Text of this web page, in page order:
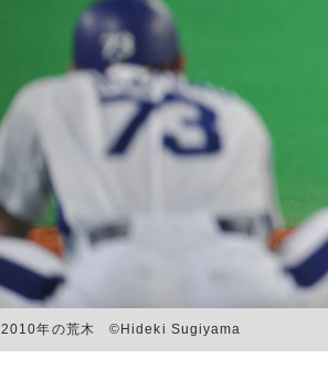
2010年の荒木 ©Hideki Sugiyama